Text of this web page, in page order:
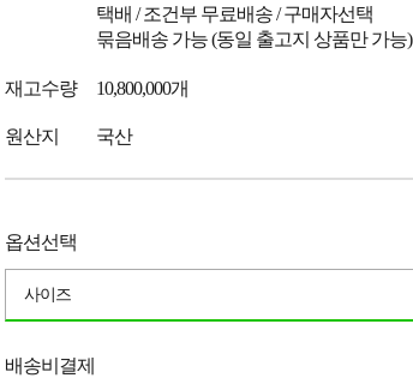
택배 / 조건부 무료배송 / 구매자선택
묶음배송 가능 (동일 출고지 상품만 가능)
재고수량 10,800,000개
원산지 국산
옵션선택
사이즈
배송비결제